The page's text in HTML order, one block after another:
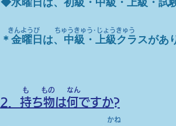
◆水曜日は、初級・中級・上級・試
＊金曜日は、中級・上級クラスがあ
きんようび ちゅうきゅう･じょうきゅう
​かね
2．持ち物は何ですか?
​も もの なん